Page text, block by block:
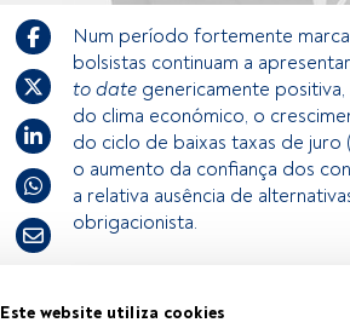
Este website utiliza cookies
Num período fortemente
bolsistas continuam a
to date genericamente
do clima económico, o
do ciclo de baixas taxas de juro
o aumento da confiança dos
a relativa ausência de
obrigacionista.
Este é um artigo exclusivo